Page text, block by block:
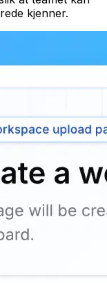
kjenner.